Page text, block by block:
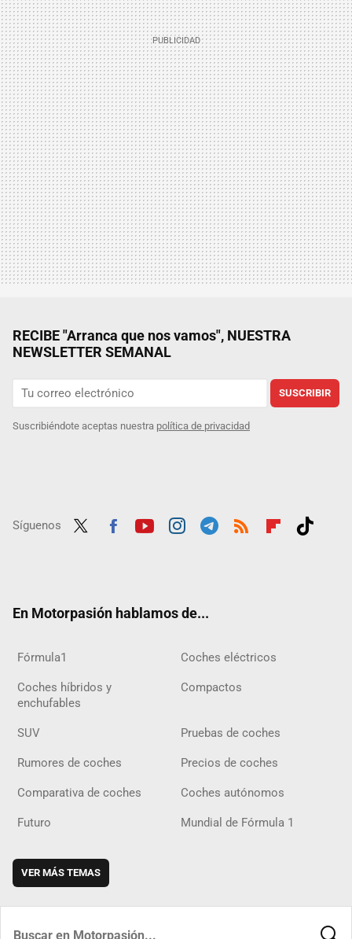
RECIBE "Arranca que nos vamos", NUESTRA
NEWSLETTER SEMANAL
SUSCRIBIR
Suscribiéndote aceptas nuestra política de privacidad
Síguenos
En Motorpasión hablamos de...
Fórmula1 Coches eléctricos
Coches híbridos y
enchufables
Compactos
SUV Pruebas de coches
Rumores de coches Precios de coches
Comparativa de coches Coches autónomos
Futuro Mundial de Fórmula 1
VER MÁS TEMAS